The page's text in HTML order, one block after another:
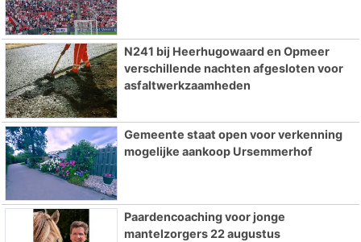
N241 bij Heerhugowaard en Opmeer
verschillende nachten afgesloten voor
asfaltwerkzaamheden
Gemeente staat open voor verkenning
mogelijke aankoop Ursemmerhof
Paardencoaching voor jonge
mantelzorgers 22 augustus